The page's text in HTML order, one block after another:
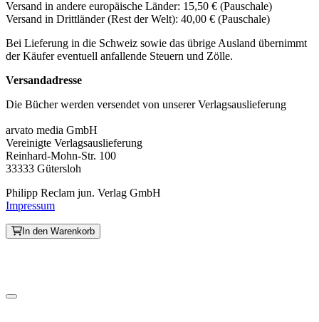
Versand in andere europäische Länder: 15,50 € (Pauschale)
Versand in Drittländer (Rest der Welt): 40,00 € (Pauschale)
Bei Lieferung in die Schweiz sowie das übrige Ausland übernimmt
der Käufer eventuell anfallende Steuern und Zölle.
Versandadresse
Die Bücher werden versendet von unserer Verlagsauslieferung
arvato media GmbH
Vereinigte Verlagsauslieferung
Reinhard-Mohn-Str. 100
33333 Gütersloh
Philipp Reclam jun. Verlag GmbH
Impressum
In den Warenkorb